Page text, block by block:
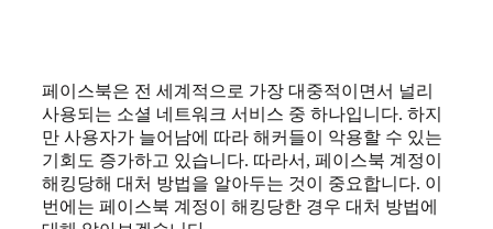
페이스북은 전 세계적으로 가장 대중적이면서 널리
사용되는 소셜 네트워크 서비스 중 하나입니다. 하지
만 사용자가 늘어남에 따라 해커들이 악용할 수 있는
기회도 증가하고 있습니다. 따라서, 페이스북 계정이
해킹당해 대처 방법을 알아두는 것이 중요합니다. 이
번에는 페이스북 계정이 해킹당한 경우 대처 방법에